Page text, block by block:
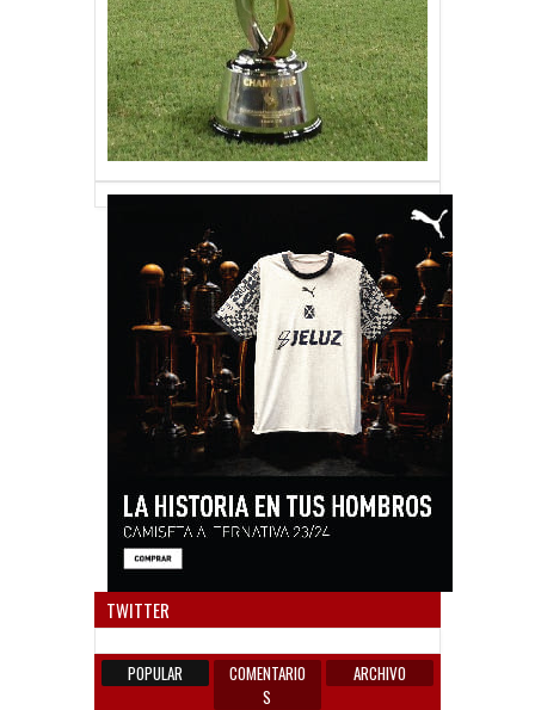
TWITTER
POPULAR
COMENTARIO
S
ARCHIVO